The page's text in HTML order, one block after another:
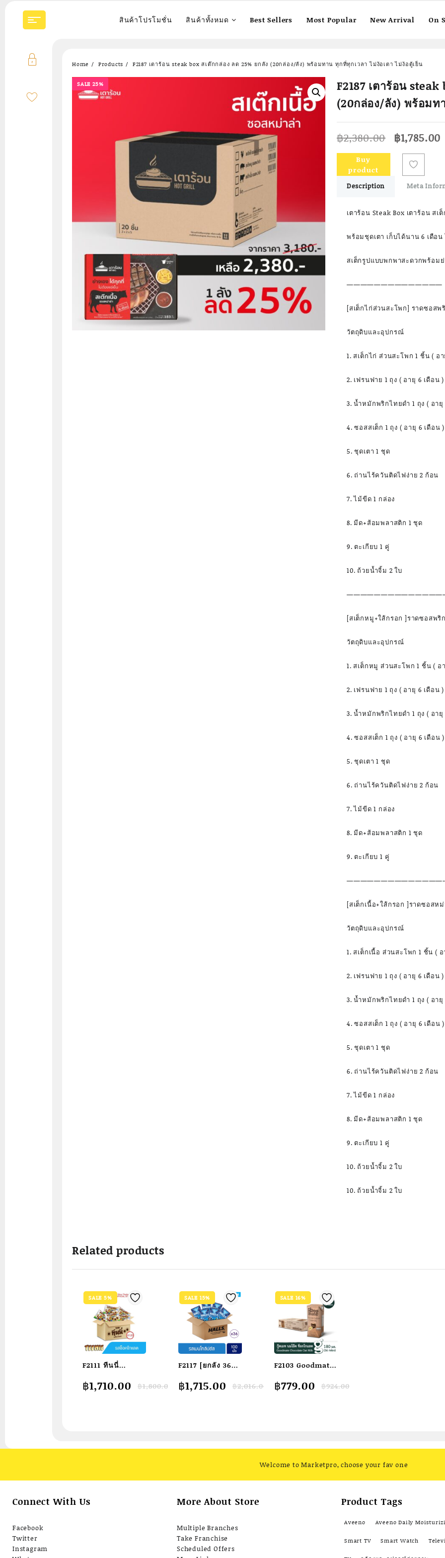
content
สินค้าโปรโมชั่น สินค้าทั้งหมด Best Sellers Most Popular New Arrival On
Home Products F2187 เตาร้อน steak box สเต๊กกล่อง ลด 25% ยกลัง (20กล่อง/ลัง) พร้อมทาน ทุกที่ทุกเวลา ไม่ง้อเตา ไม่ง้อตู้เย็น
SALE 25%
F2187 เตาร้อน
(20กล่อง/ลัง) พร้อมท
฿2,380.00 Original
price
was:
฿2,380.00.
฿1,785.00
Buy
product
Description Meta
เตาร้อน Steak Box เตาร้อน สเ
พร้อมชุดเตา เก็บได้นาน 6 เดือ
สเต็กรูปแบบพกพาสะดวกพร้อม
——————————————
[สเต็กไก่ส่วนสะโพก] ราดซอสพ
วัตถุดิบและอุปกรณ์
1. สเต็กไก่ ส่วนสะโพก 1 ชิ้น ( อ
2. เฟรนฟาย 1 ถุง ( อายุ 6 เดือน )
3. น้ำหมักพริกไทยดำ 1 ถุง ( อายุ
4. ซอสสเต็ก 1 ถุง ( อายุ 6 เดือน )
5. ชุดเตา 1 ชุด
6. ถ่านไร้ควันติดไฟง่าย 2 ก้อน
7. ไม้ขีด 1 กล่อง
8. มีด+ส้อมพลาสติก 1 ชุด
9. ตะเกียบ 1 คู่
10. ถ้วยน้ำจิ้ม 2 ใบ
[สเต็กหมู+ใส้กรอก ]ราดซอสพริ
วัตถุดิบและอุปกรณ์
1. สเต็กหมู ส่วนสะโพก 1 ชิ้น ( อ
2. เฟรนฟาย 1 ถุง ( อายุ 6 เดือน )
3. น้ำหมักพริกไทยดำ 1 ถุง ( อายุ
4. ซอสสเต็ก 1 ถุง ( อายุ 6 เดือน )
5. ชุดเตา 1 ชุด
6. ถ่านไร้ควันติดไฟง่าย 2 ก้อน
7. ไม้ขีด 1 กล่อง
8. มีด+ส้อมพลาสติก 1 ชุด
9. ตะเกียบ 1 คู่
——————————————-
[สเต็กเนื้อ+ใส้กรอก ]ราดซอสห
วัตถุดิบและอุปกรณ์
1. สเต็กเนื้อ ส่วนสะโพก 1 ชิ้น (
2. เฟรนฟาย 1 ถุง ( อายุ 6 เดือน )
3. น้ำหมักพริกไทยดำ 1 ถุง ( อายุ
4. ซอสสเต็ก 1 ถุง ( อายุ 6 เดือน )
5. ชุดเตา 1 ชุด
6. ถ่านไร้ควันติดไฟง่าย 2 ก้อน
7. ไม้ขีด 1 กล่อง
8. มีด+ส้อมพลาสติก 1 ชุด
9. ตะเกียบ 1 คู่
10. ถ้วยน้ำจิ้ม 2 ใบ
10. ถ้วยน้ำจิ้ม 2 ใบ
Related products
SALE 5%
F2111 ทีนนี่
120 ชิ้น / Teenie฿1,800.00
Original
price
฿1,710.00
Current
price
SALE 15%
F2117 [ยกลัง 36
Mentho-Lyptus
฿2,016.00
Original
price
฿1,715.00
Current
price
SALE 16%
F2103 Goodmate
Deluxe Oat Milk
กล่อง)
฿924.00
Original
price
฿779.00
Current
price
Welcome to Marketpro, choose your fav one
Connect With Us
Facebook
Twitter
Instagram
More About Store
Multiple Branches
Take Franchise
Scheduled Offers
Product Tags
Aveeno Aveeno Daily
Smart TV Smart Watch